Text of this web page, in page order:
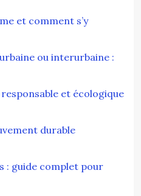
et comment s’y
ou interurbaine :
et écologique
durable
: guide complet pour